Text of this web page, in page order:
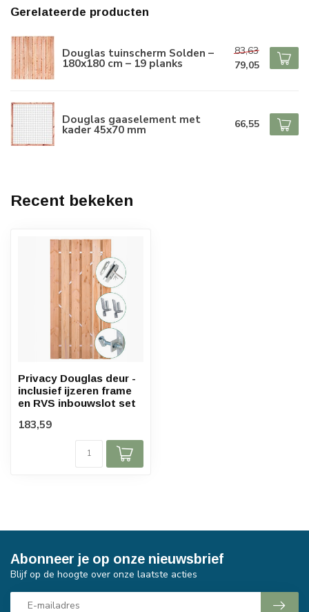
Gerelateerde producten
Douglas tuinscherm Solden –
180x180 cm – 19 planks
83,63
79,05
Douglas gaaselement met
kader 45x70 mm 66,55
Recent bekeken
Privacy Douglas deur -
inclusief ijzeren frame
en RVS inbouwslot set
183,59
Abonneer je op onze nieuwsbrief
Blijf op de hoogte over onze laatste acties